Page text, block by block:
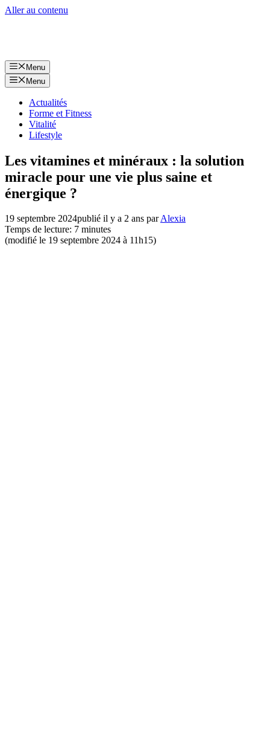
Aller au contenu
Menu
Menu
Actualités
Forme et Fitness
Vitalité
Lifestyle
Les vitamines et minéraux : la solution
miracle pour une vie plus saine et
énergique ?
19 septembre 2024publié il y a 2 ans parAlexia
Temps de lecture: 7 minutes
(modifié le 19 septembre 2024 à 11h15)